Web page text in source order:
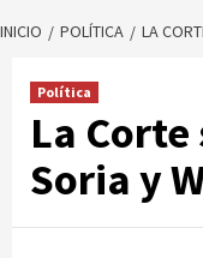
INICIO POLÍTICA LA
Política
La Corte
Soria y